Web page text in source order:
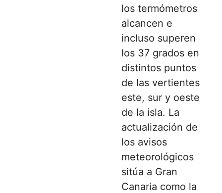
los termómetros
alcancen e
incluso superen
los 37 grados en
distintos puntos
de las vertientes
este, sur y oeste
de la isla. La
actualización de
los avisos
meteorológicos
sitúa a Gran
Canaria como la